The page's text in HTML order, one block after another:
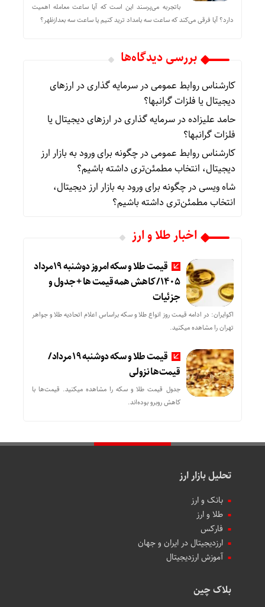
باتجربه می‌پرسند این است که آیا ساعت معامله اهمیت
دارد؟ آیا فرقی می‌کند که ساعت سه بامداد ترید کنیم یا ساعت سه بعدازظهر؟
بررسی دیدگاه‌ها
کارشناس روابط عمومیدرسرمایه گذاری در ارزهای
دیجیتال یا فلزات گرانبها؟
حامد علیزادهدرسرمایه گذاری در ارزهای دیجیتال یا
فلزات گرانبها؟
کارشناس روابط عمومیدرچگونه برای ورود به بازار ارز
دیجیتال، انتخاب مطمئن‌تری داشته باشیم؟
شاه ویسیدرچگونه برای ورود به بازار ارز دیجیتال،
انتخاب مطمئن‌تری داشته باشیم؟
اخبار طلا و ارز
قیمت طلا و سکه امروز دوشنبه 19مرداد
1405/ کاهش همه قیمت ها + جدول و
جزئیات
اکوایران: در ادامه قیمت روز انواع طلا و سکه براساس اعلام اتحادیه طلا و جواهر
تهران را مشاهده میکنید.
قیمت طلا و سکه دوشنبه 19 مرداد/
قیمت‌ها نزولی
جدول قیمت طلا و سکه را مشاهده میکنید. قیمت‌ها با
کاهش روبرو بوده‌اند.
تحلیل بازار ارز
بانک و ارز
طلا و ارز
فارکس
ارزدیجیتال در ایران و جهان
آموزش ارزدیجیتال
بلاک چین